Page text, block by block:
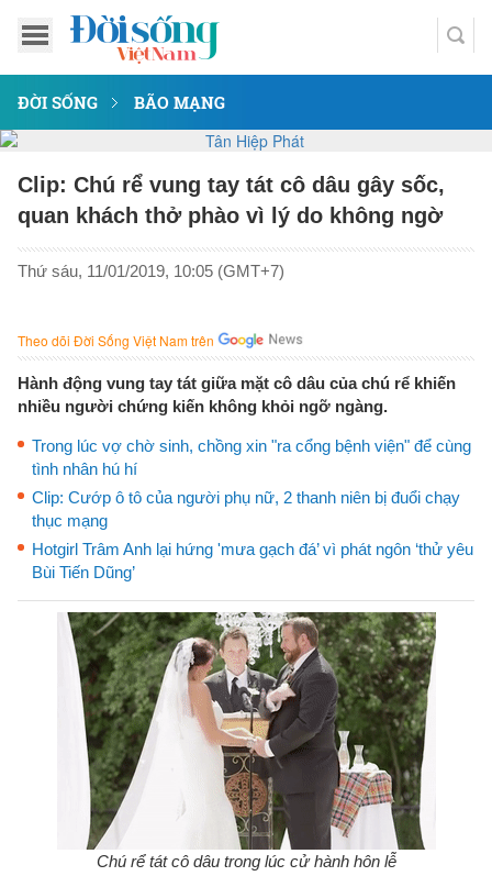
ĐỜI SỐNG BÃO MẠNG
Clip: Chú rể vung tay tát cô dâu gây sốc,
quan khách thở phào vì lý do không ngờ
Thứ sáu, 11/01/2019, 10:05 (GMT+7)
Theo dõi Đời Sống Việt Nam trên
Hành động vung tay tát giữa mặt cô dâu của chú rể khiến
nhiều người chứng kiến không khỏi ngỡ ngàng.
Trong lúc vợ chờ sinh, chồng xin "ra cổng bệnh viện" để cùng
tình nhân hú hí
Clip: Cướp ô tô của người phụ nữ, 2 thanh niên bị đuổi chạy
thục mạng
Hotgirl Trâm Anh lại hứng 'mưa gạch đá’ vì phát ngôn ‘thử yêu
Bùi Tiến Dũng’
Chú rể tát cô dâu trong lúc cử hành hôn lễ